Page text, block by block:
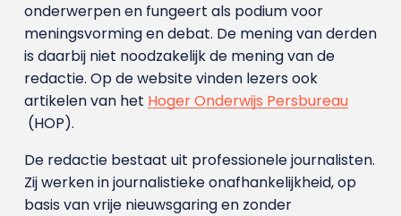
onderwerpen en fungeert als podium voor
meningsvorming en debat. De mening van derden
is daarbij niet noodzakelijk de mening van de
redactie. Op de website vinden lezers ook
artikelen van het Hoger Onderwijs Persbureau
(HOP).
De redactie bestaat uit professionele journalisten.
Zij werken in journalistieke onafhankelijkheid, op
basis van vrije nieuwsgaring en zonder